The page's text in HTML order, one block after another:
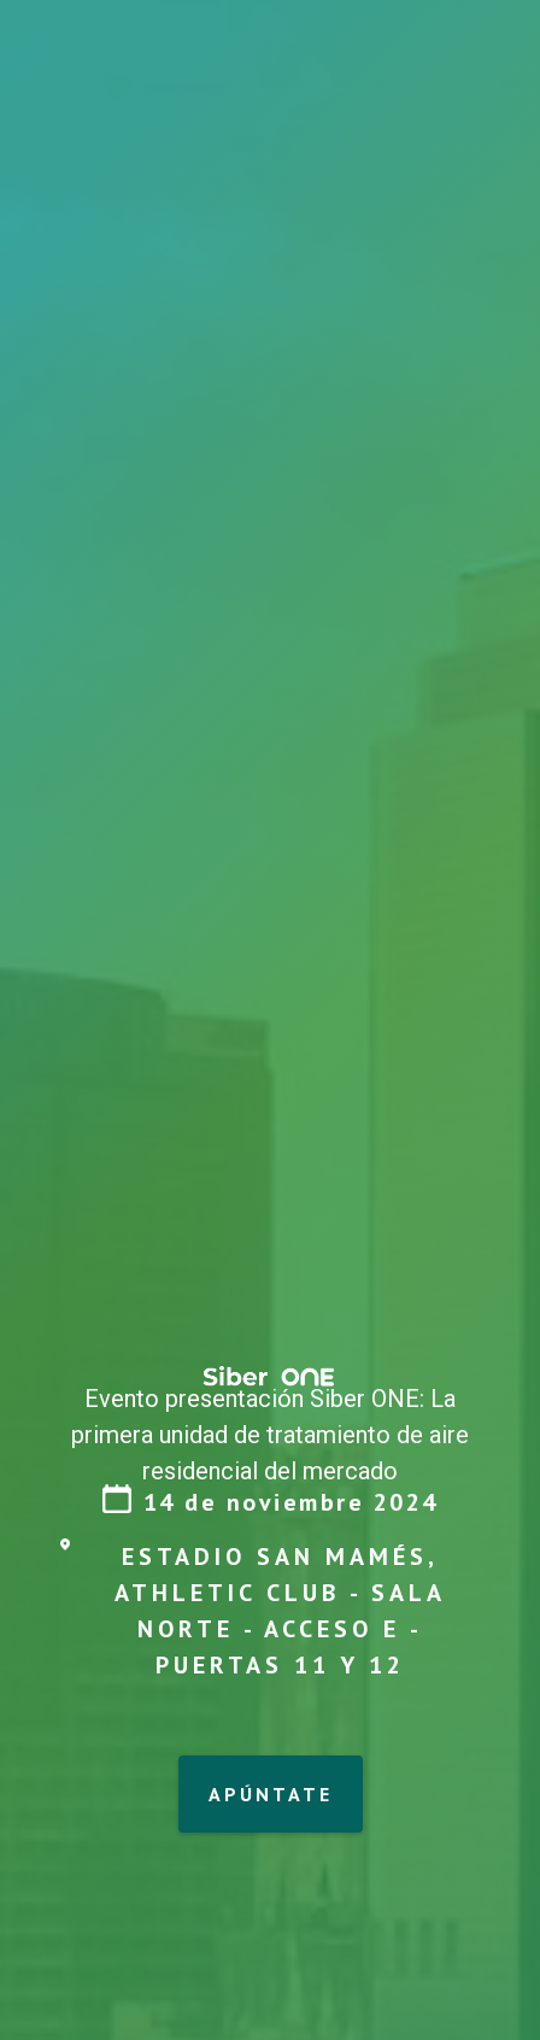
Evento presentación Siber ONE: La
primera unidad de tratamiento de aire
residencial del mercado
14 de noviembre 2024
ESTADIO SAN MAMÉS,
ATHLETIC CLUB - SALA
NORTE - ACCESO E -
PUERTAS 11 Y 12
APÚNTATE